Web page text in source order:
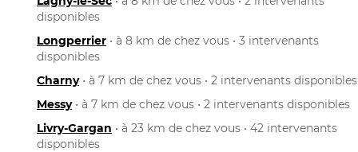
disponibles
Longperrier • à 8 km de chez vous • 3 intervenants
disponibles
Charny• à 7 km de chez vous • 2 intervenants disponibles
Messy• à 7 km de chez vous • 2 intervenants disponibles
Livry-Gargan • à 23 km de chez vous • 42 intervenants
disponibles